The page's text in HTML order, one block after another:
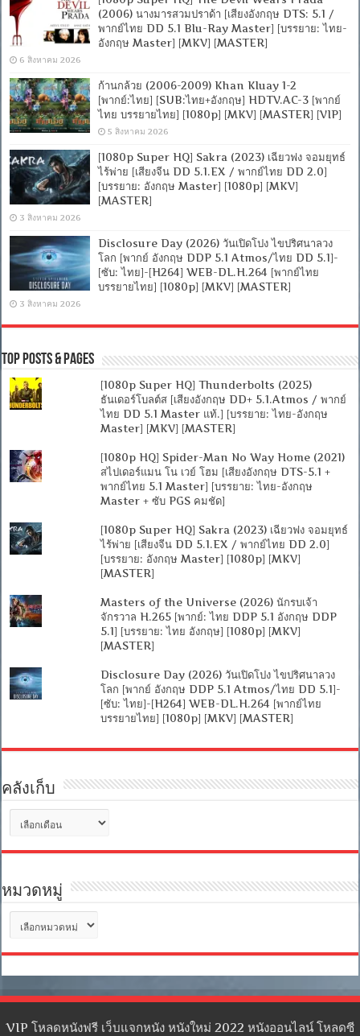
(2006) นางมารสวมปราด้า [เสียงอังกฤษ DTS: 5.1 /
พากย์ไทย DD 5.1 Blu-Ray Master] [บรรยาย: ไทย-
อังกฤษ Master] [MKV] [MASTER]
6 สิงหาคม 2026
ก้านกล้วย (2006-2009) Khan Kluay 1-2
[พากย์:ไทย] [SUB:ไทย+อังกฤษ] HDTV.AC-3 [พากย์
ไทย บรรยายไทย] [1080p] [MKV] [MASTER] [VIP]
5 สิงหาคม 2026
[1080p Super HQ] Sakra (2023) เฉียวฟง จอมยุทธ์
ไร้พ่าย [เสียงจีน DD 5.1.EX / พากย์ไทย DD 2.0]
[บรรยาย: อังกฤษ Master] [1080p] [MKV]
[MASTER]
3 สิงหาคม 2026
Disclosure Day (2026) วันเปิดโปง ไขปริศนาลวง
โลก [พากย์ อังกฤษ DDP 5.1 Atmos/ไทย DD 5.1]-
[ซับ: ไทย]-[H264] WEB-DL.H.264 [พากย์ไทย
บรรยายไทย] [1080p] [MKV] [MASTER]
3 สิงหาคม 2026
Top Posts & Pages
[1080p Super HQ] Thunderbolts (2025)
ธันเดอร์โบลต์ส [เสียงอังกฤษ DD+ 5.1.Atmos / พากย์
ไทย DD 5.1 Master แท้.] [บรรยาย: ไทย-อังกฤษ
Master] [MKV] [MASTER]
[1080p HQ] Spider-Man No Way Home (2021)
สไปเดอร์แมน โน เวย์ โฮม [เสียงอังกฤษ DTS-5.1 +
พากย์ไทย 5.1 Master] [บรรยาย: ไทย-อังกฤษ
Master + ซับ PGS คมชัด]
[1080p Super HQ] Sakra (2023) เฉียวฟง จอมยุทธ์
ไร้พ่าย [เสียงจีน DD 5.1.EX / พากย์ไทย DD 2.0]
[บรรยาย: อังกฤษ Master] [1080p] [MKV]
[MASTER]
Masters of the Universe (2026) นักรบเจ้า
จักรวาล H.265 [พากย์: ไทย DDP 5.1 อังกฤษ DDP
5.1] [บรรยาย: ไทย อังกฤษ] [1080p] [MKV]
[MASTER]
Disclosure Day (2026) วันเปิดโปง ไขปริศนาลวง
โลก [พากย์ อังกฤษ DDP 5.1 Atmos/ไทย DD 5.1]-
[ซับ: ไทย]-[H264] WEB-DL.H.264 [พากย์ไทย
บรรยายไทย] [1080p] [MKV] [MASTER]
คลังเก็บ
เก็บ
หมวดหมู่
หมู่
VIP โหลดหนังฟรี เว็บแจกหนัง หนังใหม่ 2022 หนังออนไลน์ โหลดซี